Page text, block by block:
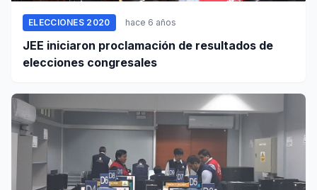
ELECCIONES 2020 hace 6 años
JEE iniciaron proclamación de resultados de
elecciones congresales